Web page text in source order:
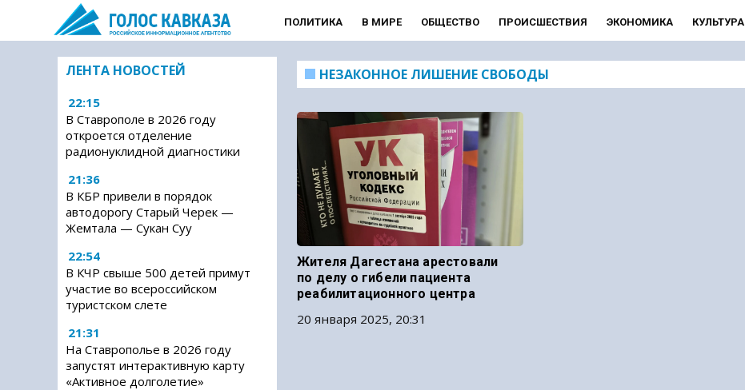
ПОЛИТИКА В МИРЕ ОБЩЕСТВО ПРОИСШЕСТВИЯ ЭКОНОМИКА КУЛЬТУРА
ЛЕНТА НОВОСТЕЙ
22:15
В Ставрополе в 2026 году
откроется отделение
радионуклидной диагностики
21:36
В КБР привели в порядок
автодорогу Старый Черек —
Жемтала — Сукан Суу
22:54
В КЧР свыше 500 детей примут
участие во всероссийском
туристском слете
21:31
На Ставрополье в 2026 году
запустят интерактивную карту
«Активное долголетие»
НЕЗАКОННОЕ ЛИШЕНИЕ СВОБОДЫ
Жителя Дагестана арестовали
по делу о гибели пациента
реабилитационного центра
20 января 2025, 20:31